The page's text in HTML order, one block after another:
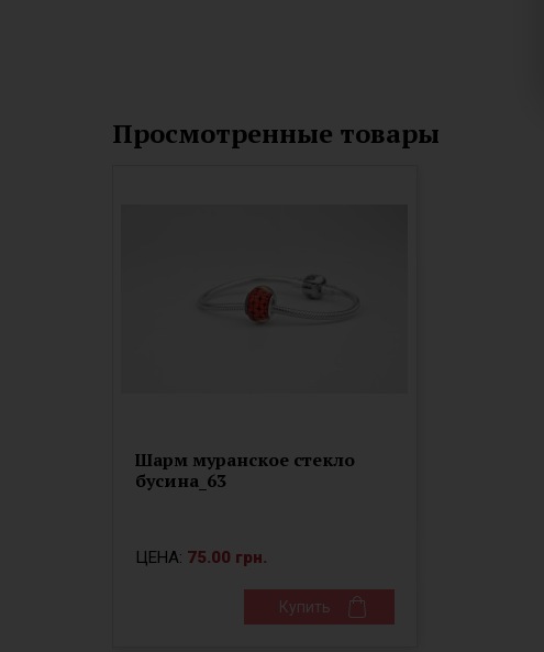
Просмотренные товары
Шарм муранское стекло
бусина_63
ЦЕНА: 75.00 грн.
Купить